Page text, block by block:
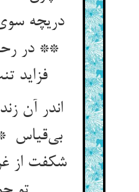
دریچه
** در
فزاید تنت بیش
اندر آن
شکفت از